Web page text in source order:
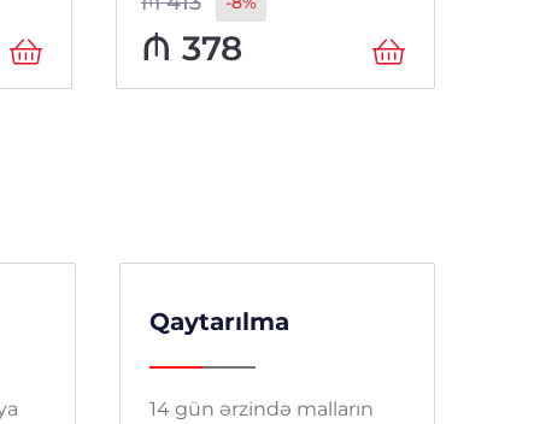
₼ 378
Qaytarılma
14 gün ərzində malların